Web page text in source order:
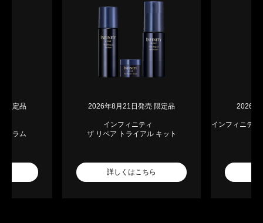
限定品
セラム
2026年8月21日発売 限定品
インフィニティ
ザ リペア トライアル キット
詳しくはこちら
2026年
インフィニテ